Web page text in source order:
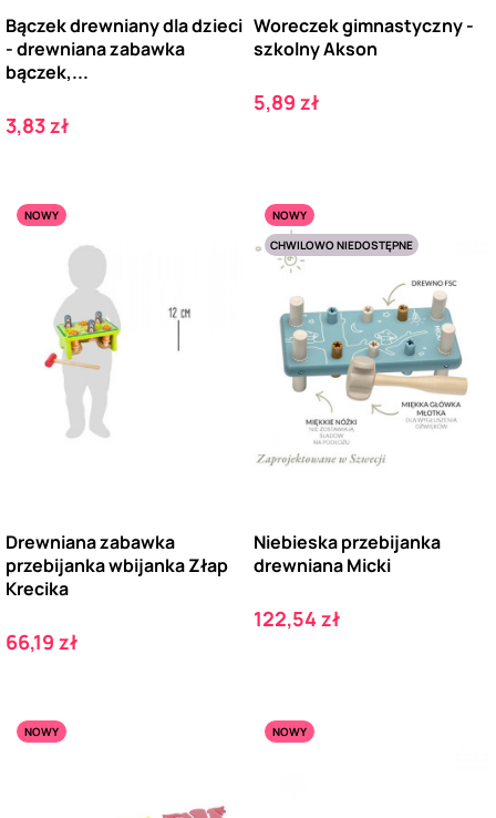
Bączek drewniany dla dzieci
- drewniana zabawka
bączek,...
Cena
3,83 zł
Woreczek gimnastyczny -
szkolny Akson
Cena
5,89 zł
NOWY
Drewniana zabawka
przebijanka wbijanka Złap
Krecika
Cena
66,19 zł
NOWY
CHWILOWO NIEDOSTĘPNE
Niebieska przebijanka
drewniana Micki
Cena
122,54 zł
NOWY NOWY